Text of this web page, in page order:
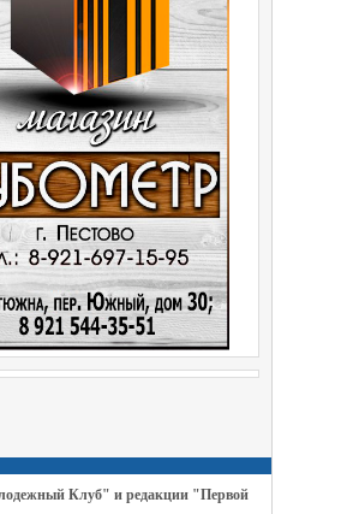
Клуб" и редакции "Первой